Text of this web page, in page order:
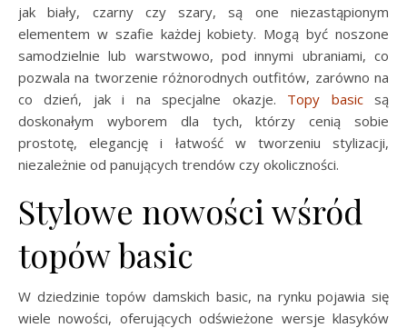
jak biały, czarny czy szary, są one niezastąpionym
elementem w szafie każdej kobiety. Mogą być noszone
samodzielnie lub warstwowo, pod innymi ubraniami, co
pozwala na tworzenie różnorodnych outfitów, zarówno na
co dzień, jak i na specjalne okazje. Topy basicsą
doskonałym wyborem dla tych, którzy cenią sobie
prostotę, elegancję i łatwość w tworzeniu stylizacji,
niezależnie od panujących trendów czy okoliczności.
Stylowe nowości wśród
topów basic
W dziedzinie topów damskich basic, na rynku pojawia się
wiele nowości, oferujących odświeżone wersje klasyków